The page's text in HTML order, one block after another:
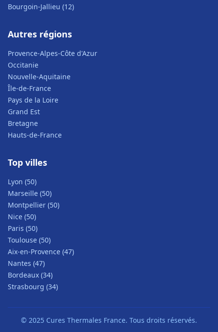
Bourgoin-Jallieu (12)
Autres régions
Provence-Alpes-Côte d'Azur
Occitanie
Nouvelle-Aquitaine
Île-de-France
Pays de la Loire
Grand Est
Bretagne
Hauts-de-France
Top villes
Lyon (50)
Marseille (50)
Montpellier (50)
Nice (50)
Paris (50)
Toulouse (50)
Aix-en-Provence (47)
Nantes (47)
Bordeaux (34)
Strasbourg (34)
© 2025 Cures Thermales France. Tous droits réservés.